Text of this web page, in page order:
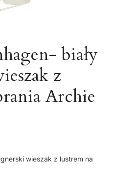
biały
z
Archie
wieszak z lustrem na